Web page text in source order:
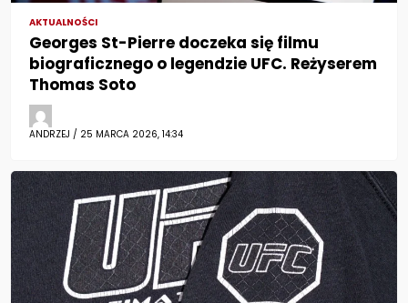
AKTUALNOŚCI
Georges St-Pierre doczeka się filmu
biograficznego o legendzie UFC. Reżyserem
Thomas Soto
ANDRZEJ / 25 MARCA 2026, 14:34